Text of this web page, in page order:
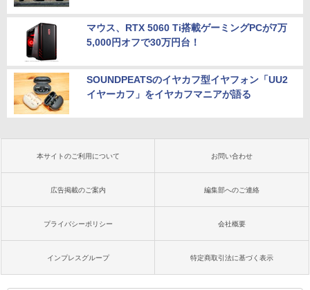
マウス、RTX 5060 Ti搭載ゲーミングPCが7万
5,000円オフで30万円台！
SOUNDPEATSのイヤカフ型イヤフォン「UU2
イヤーカフ」をイヤカフマニアが語る
本サイトのご利用について お問い合わせ
広告掲載のご案内 編集部へのご連絡
プライバシーポリシー 会社概要
インプレスグループ 特定商取引法に基づく表示